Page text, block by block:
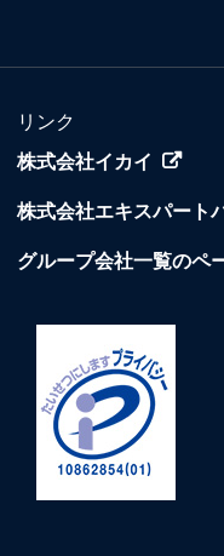
リンク
株式会社イカイ
株式会社エキスパート
グループ会社一覧のペ